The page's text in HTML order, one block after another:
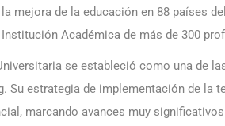
mejora de la educación en 88 países
Académica de más de 300
se estableció como una de
Su estrategia de implementación de la
marcando avances muy